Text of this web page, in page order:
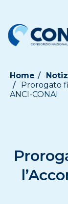
Home
Prorogato
ANCI-CONAI